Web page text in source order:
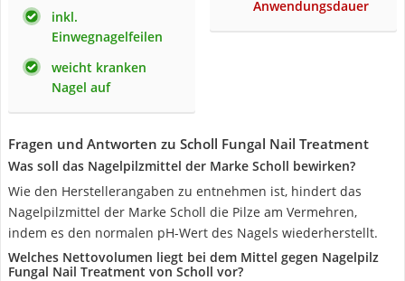
inkl.
Einwegnagelfeilen
weicht kranken
Nagel auf
Anwendungsdauer
Fragen und Antworten zu Scholl Fungal Nail Treatment
Was soll das Nagelpilzmittel der Marke Scholl bewirken?
Wie den Herstellerangaben zu entnehmen ist, hindert das
Nagelpilzmittel der Marke Scholl die Pilze am Vermehren,
indem es den normalen pH-Wert des Nagels wiederherstellt.
Welches Nettovolumen liegt bei dem Mittel gegen Nagelpilz
Fungal Nail Treatment von Scholl vor?